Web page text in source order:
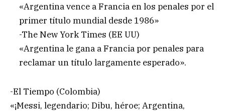
«Argentina vence a Francia en los penales por el
primer título mundial desde 1986»
-The New York Times (EE UU)
«Argentina le gana a Francia por penales para
reclamar un título largamente esperado».
-El Tiempo (Colombia)
«¡Messi, legendario; Dibu, héroe; Argentina,